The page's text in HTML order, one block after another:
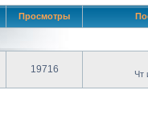
Просмотры
19716
Чт